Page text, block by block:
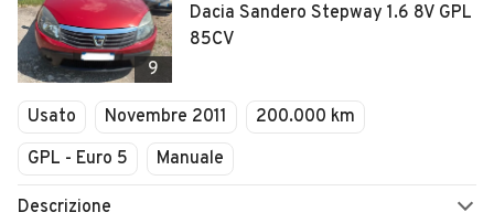
9
Dacia Sandero Stepway 1.6 8V GPL
85CV
Usato Novembre 2011
200.000 km
GPL - Euro 5
Manuale
Descrizione